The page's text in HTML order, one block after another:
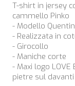
T-shirt in jersey
cammello Pinko
- Modello Quentin
- Realizzata in
- Girocollo
- Maniche corte
- Maxi logo
pietre sul davanti